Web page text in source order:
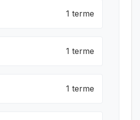
1 terme
1 terme
1 terme